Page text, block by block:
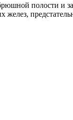
полости и